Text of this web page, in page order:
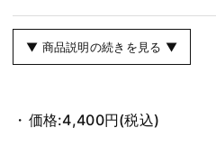
▼ 商品説明の続きを見る ▼
価格:4,400円(税込)